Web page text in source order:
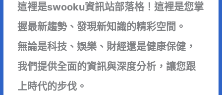
這裡是swooku資訊站部落格！這裡是您掌
握最新趨勢、發現新知識的精彩空間。
無論是科技、娛樂、財經還是健康保健，
我們提供全面的資訊與深度分析，讓您跟
上時代的步伐。